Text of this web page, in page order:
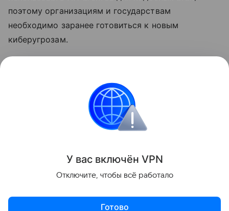
поэтому организациям и государствам
необходимо заранее готовиться к новым
киберугрозам.
призвали замедлить развитие
Нейросети Искусственный
Поделиться
У вас включён VPN
Отключите, чтобы всё работало
Готово